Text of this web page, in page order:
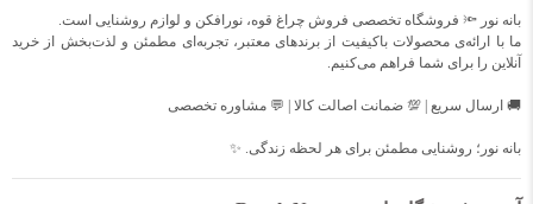
بانه نور 🔦 فروشگاه تخصصی فروش چراغ قوه، نورافکن و لوازم روشنایی است.
ما با ارائه‌ی محصولات باکیفیت از برندهای معتبر، تجربه‌ای مطمئن و لذت‌بخش از خرید
آنلاین را برای شما فراهم می‌کنیم.
🚚 ارسال سریع | 💯 ضمانت اصالت کالا | 💬 مشاوره تخصصی
بانه نور؛ روشنایی مطمئن برای هر لحظه زندگی. ✨